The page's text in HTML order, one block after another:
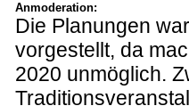
Anmoderation:
Die Planungen
vorgestellt, da
2020 unmöglich.